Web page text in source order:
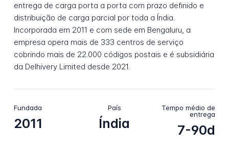
entrega de carga porta a porta com prazo definido e
distribuição de carga parcial por toda a Índia.
Incorporada em 2011 e com sede em Bengaluru, a
empresa opera mais de 333 centros de serviço
cobrindo mais de 22.000 códigos postais e é subsidiária
da Delhivery Limited desde 2021.
Fundada
2011
País
Índia
Tempo médio de
entrega
7-90d